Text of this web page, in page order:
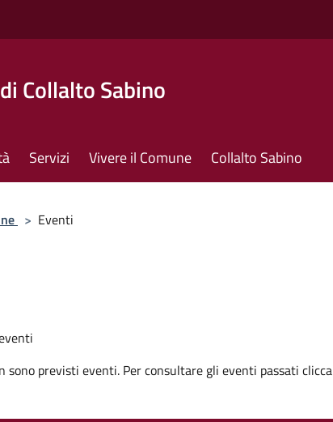
Collalto Sabino
Servizi Vivere il Comune Collalto Sabino
> Eventi
sono previsti eventi. Per consultare gli eventi passati clicca